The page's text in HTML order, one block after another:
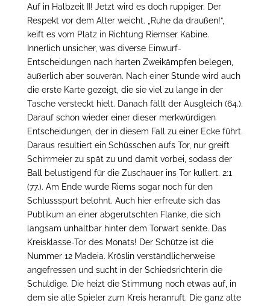
Auf in Halbzeit II! Jetzt wird es doch ruppiger. Der
Respekt vor dem Alter weicht. „Ruhe da draußen!“,
keift es vom Platz in Richtung Riemser Kabine.
Innerlich unsicher, was diverse Einwurf-
Entscheidungen nach harten Zweikämpfen belegen,
äußerlich aber souverän. Nach einer Stunde wird auch
die erste Karte gezeigt, die sie viel zu lange in der
Tasche versteckt hielt. Danach fällt der Ausgleich (64.).
Darauf schon wieder einer dieser merkwürdigen
Entscheidungen, der in diesem Fall zu einer Ecke führt.
Daraus resultiert ein Schüsschen aufs Tor, nur greift
Schirrmeier zu spät zu und damit vorbei, sodass der
Ball belustigend für die Zuschauer ins Tor kullert. 2:1
(77.). Am Ende wurde Riems sogar noch für den
Schlussspurt belohnt. Auch hier erfreute sich das
Publikum an einer abgerutschten Flanke, die sich
langsam unhaltbar hinter dem Torwart senkte. Das
Kreisklasse-Tor des Monats! Der Schütze ist die
Nummer 12 Madeia. Kröslin verständlicherweise
angefressen und sucht in der Schiedsrichterin die
Schuldige. Die heizt die Stimmung noch etwas auf, in
dem sie alle Spieler zum Kreis heranruft. Die ganz alte